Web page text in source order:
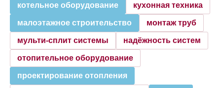
котельное оборудование кухонная техника
малоэтажное строительство монтаж труб
мульти-сплит системы надёжность систем
отопительное оборудование
проектирование отопления